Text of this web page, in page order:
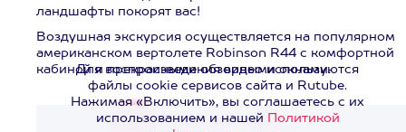
ландшафты покорят вас!
Воздушная экскурсия осуществляется на популярном
американском вертолете Robinson R44 с комфортной
кабиной и прекрасными обзорными окнами.
Смотреть видео>
Для воспроизведения видео используются
файлы cookie сервисов сайта и Rutube.
Нажимая «Включить», вы соглашаетесь с их
использованием и нашей Политикой